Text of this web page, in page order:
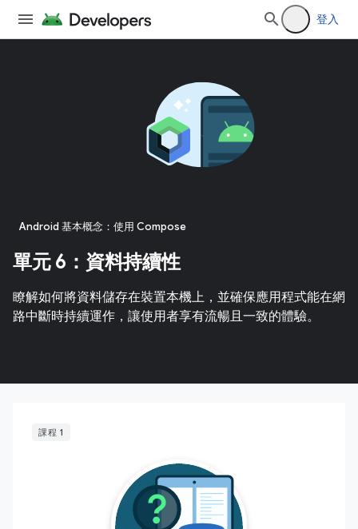
登入
Android 基本概念：使用 Compose
單元 6：資料持續性
瞭解如何將資料儲存在裝置本機上，並確保應用程式能在網
路中斷時持續運作，讓使用者享有流暢且一致的體驗。
課程 1